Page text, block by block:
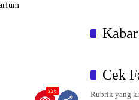
226
Cek
Rubrik yang